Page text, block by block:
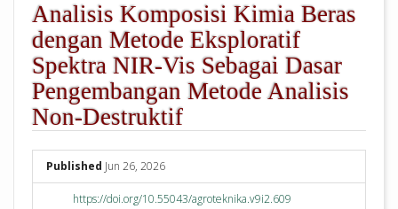
Analisis Komposisi Kimia Beras
dengan Metode Eksploratif
Spektra NIR-Vis Sebagai Dasar
Pengembangan Metode Analisis
Non-Destruktif
Published Jun 26, 2026
https://doi.org/10.55043/agroteknika.v9i2.609